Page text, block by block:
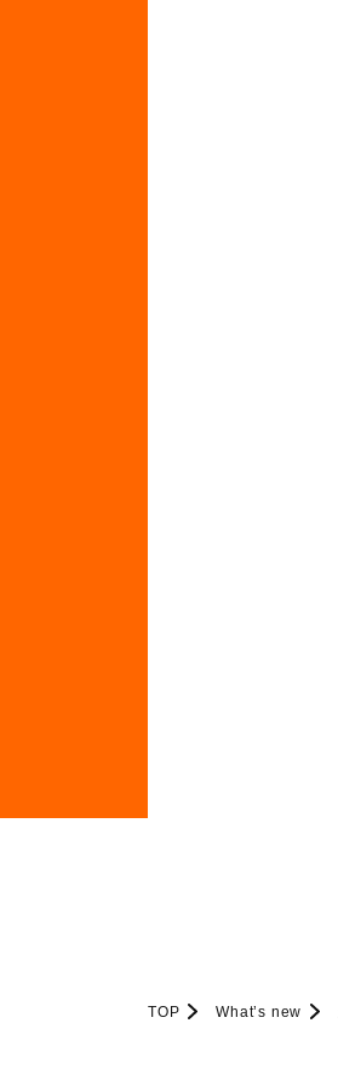
TOP What’s new